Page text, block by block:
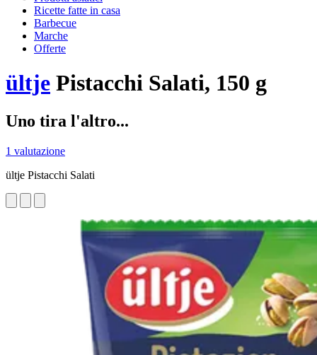
Ricette fatte in casa
Barbecue
Marche
Offerte
ültje Pistacchi Salati, 150 g
Uno tira l'altro...
1 valutazione
ültje Pistacchi Salati